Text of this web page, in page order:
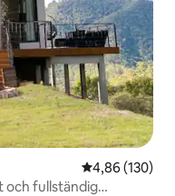
4,86 av 5 i
4,86 (130)
och fullständig